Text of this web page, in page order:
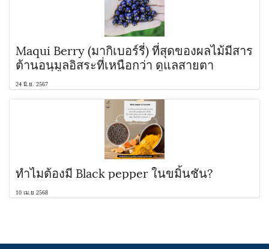
Maqui Berry (มากิเบอร์รี่) ที่สุดของผลไม้มีสาร
ต้านอนุมูลอิสระที่เหนือกว่า ดูแลสายตา
24 มิ.ย. 2567
ทำไมต้องมี Black pepper ในขมิ้นชัน?
10 เม.ย 2568